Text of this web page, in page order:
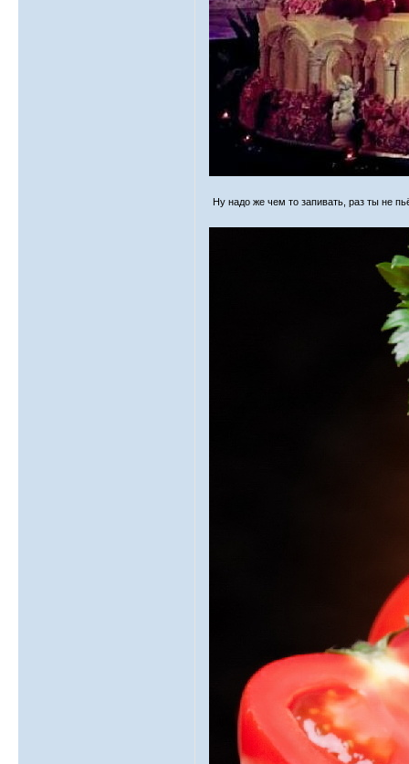
Ну надо же чем то запивать, раз ты не